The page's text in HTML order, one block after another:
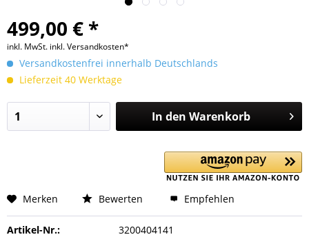
499,00 € *
inkl. MwSt. inkl. Versandkosten*
Versandkostenfrei innerhalb Deutschlands
Lieferzeit 40 Werktage
In den Warenkorb
Merken Bewerten Empfehlen
Artikel-Nr.: 3200404141